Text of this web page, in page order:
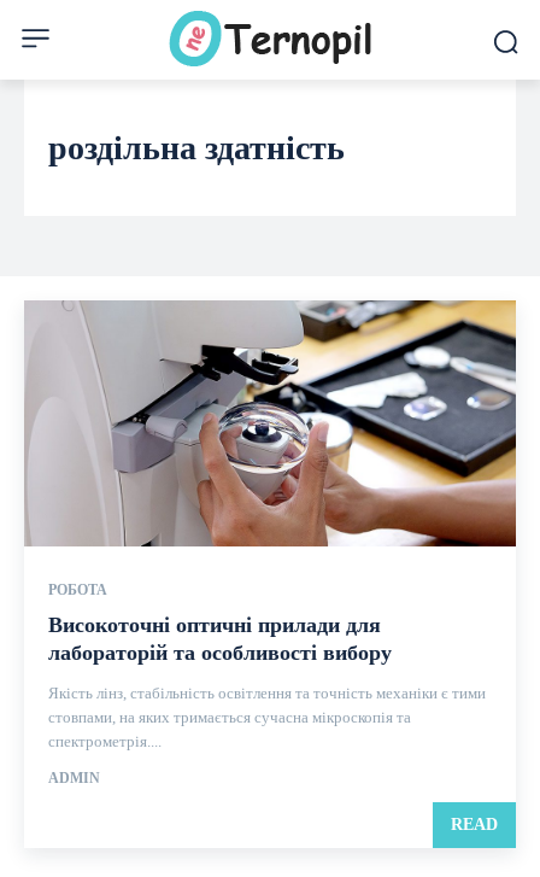
роздільна здатність
РОБОТА
Високоточні оптичні прилади для
лабораторій та особливості вибору
Якість лінз, стабільність освітлення та точність механіки є тими
стовпами, на яких тримається сучасна мікроскопія та
спектрометрія....
ADMIN
READ